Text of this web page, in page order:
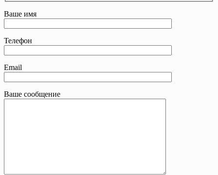
Ваше имя
Телефон
Email
Ваше сообщение